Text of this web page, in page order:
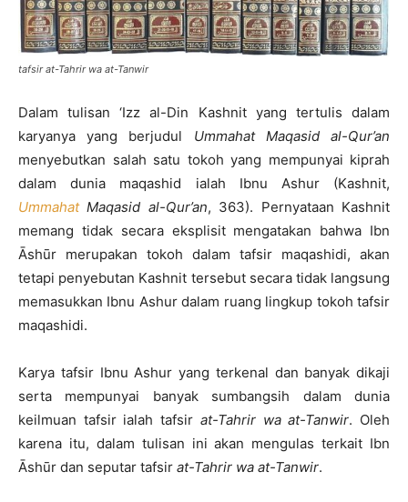
tafsir at-Tahrir wa at-Tanwir
Dalam tulisan ‘Izz al-Din Kashnit yang tertulis dalam
karyanya yang berjudul Ummahat Maqasid al-Qur’an
menyebutkan salah satu tokoh yang mempunyai kiprah
dalam dunia maqashid ialah Ibnu Ashur (Kashnit,
UmmahatMaqasid al-Qur’an, 363). Pernyataan Kashnit
memang tidak secara eksplisit mengatakan bahwa Ibn
Āshūr merupakan tokoh dalam tafsir maqashidi, akan
tetapi penyebutan Kashnit tersebut secara tidak langsung
memasukkan Ibnu Ashur dalam ruang lingkup tokoh tafsir
maqashidi.
Karya tafsir Ibnu Ashur yang terkenal dan banyak dikaji
serta mempunyai banyak sumbangsih dalam dunia
keilmuan tafsir ialah tafsir at-Tahrir wa at-Tanwir. Oleh
karena itu, dalam tulisan ini akan mengulas terkait Ibn
Āshūr dan seputar tafsir at-Tahrir wa at-Tanwir.